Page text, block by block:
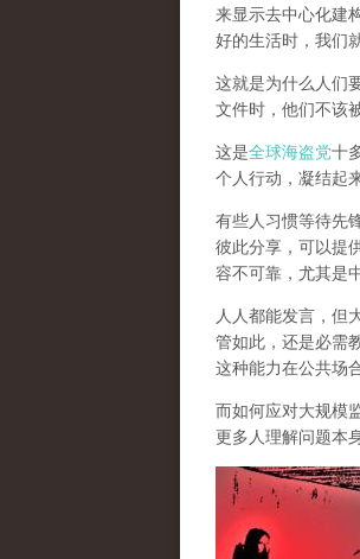
来显示去中心化建
好的生活时，我们
这就是为什么人们
文件时，他们不该
这是全球海盗党十
个人行动，凝结起
有些人习惯等待先
彼此分享，可以提
容不可靠，尤其是
人人都能发言，但
管如此，还是必需
这种能力在公共场
而如何应对大规模
更多人理解问题本